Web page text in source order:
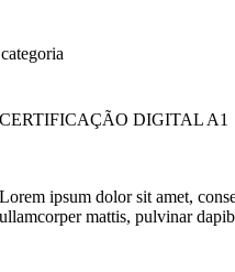
CERTIFICAÇÃO DIGITAL
Lorem ipsum dolor sit amet,
ullamcorper mattis, pulvinar